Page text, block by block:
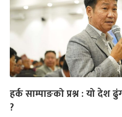
हर्क साम्पाङको प्रश्न : यो देश
?